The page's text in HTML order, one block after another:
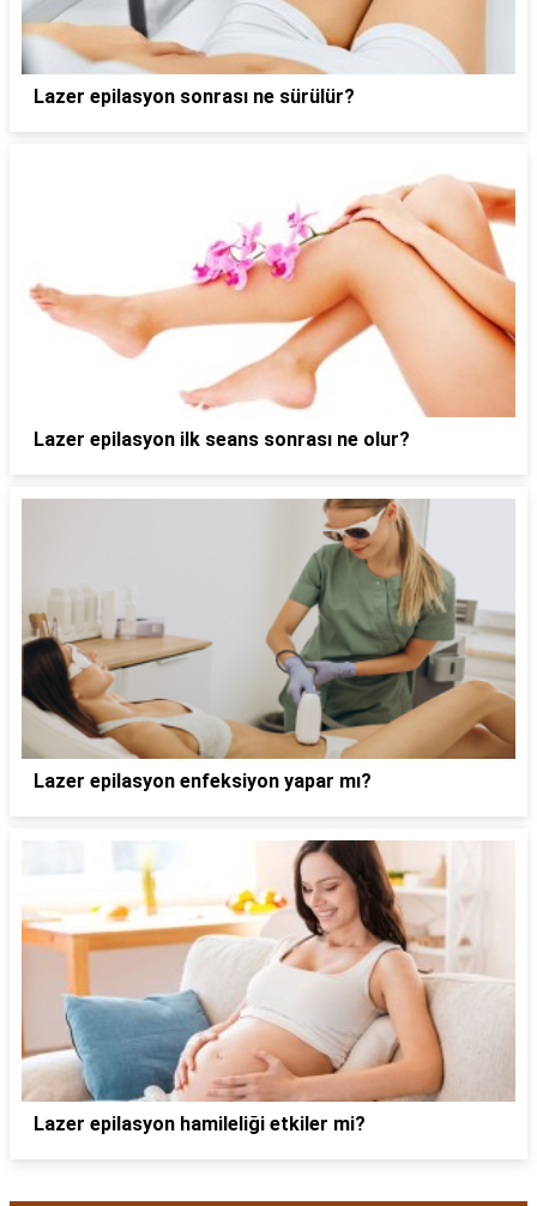
Lazer epilasyon sonrası ne sürülür?
Lazer epilasyon ilk seans sonrası ne olur?
Lazer epilasyon enfeksiyon yapar mı?
Lazer epilasyon hamileliği etkiler mi?